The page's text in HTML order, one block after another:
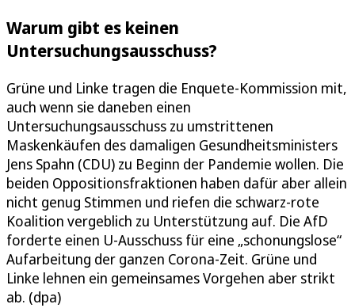
Warum gibt es keinen
Untersuchungsausschuss?
Grüne und Linke tragen die Enquete-Kommission mit,
auch wenn sie daneben einen
Untersuchungsausschuss zu umstrittenen
Maskenkäufen des damaligen Gesundheitsministers
Jens Spahn (CDU) zu Beginn der Pandemie wollen. Die
beiden Oppositionsfraktionen haben dafür aber allein
nicht genug Stimmen und riefen die schwarz-rote
Koalition vergeblich zu Unterstützung auf. Die AfD
forderte einen U-Ausschuss für eine „schonungslose“
Aufarbeitung der ganzen Corona-Zeit. Grüne und
Linke lehnen ein gemeinsames Vorgehen aber strikt
ab. (dpa)